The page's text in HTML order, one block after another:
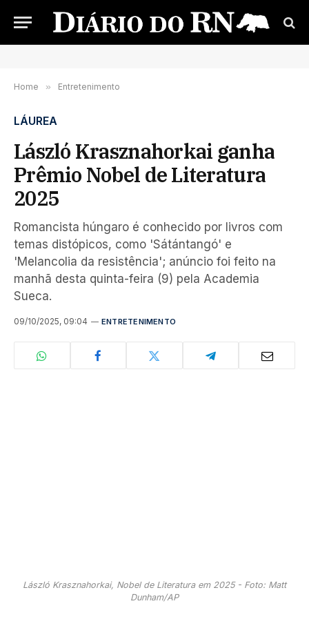
Home » Entretenimento
LÁUREA
László Krasznahorkai ganha
Prêmio Nobel de Literatura
2025
Romancista húngaro é conhecido por livros com
temas distópicos, como 'Sátántangó' e
'Melancolia da resistência'; anúncio foi feito na
manhã desta quinta-feira (9) pela Academia
Sueca.
09/10/2025, 09:04 ENTRETENIMENTO
László Krasznahorkai, Nobel de Literatura em 2025 - Foto: Matt
Dunham/AP